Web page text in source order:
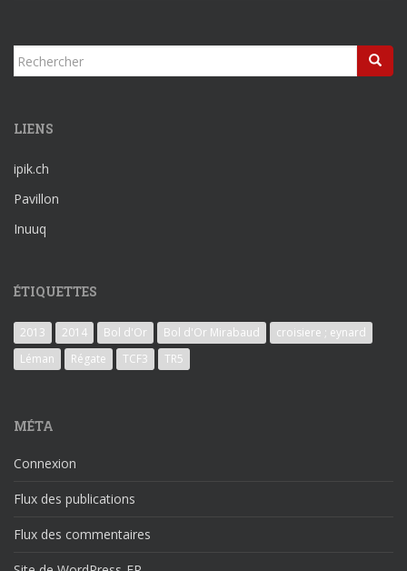
Rechercher...
LIENS
ipik.ch
Pavillon
Inuuq
ÉTIQUETTES
2013 2014 Bol d'Or Bol d'Or Mirabaud
croisiere ; eynard
Léman
Régate TCF3 TR5
MÉTA
Connexion
Flux des publications
Flux des commentaires